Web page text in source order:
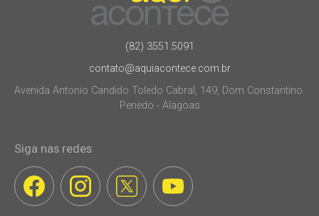
(82) 3551.5091
contato@aquiacontece.com.br
Avenida Antonio Candido Toledo Cabral, 149, Dom Constantino.
Penedo - Alagoas
Siga nas redes